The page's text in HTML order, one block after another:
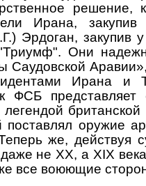
решение,
Ирана,
Эрдоган, закупив
Они
Саудовской
Ирана и
ФСБ представляет
британской
оружие
же, действуя
не XX, а XIX
все воюющие